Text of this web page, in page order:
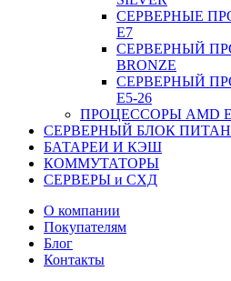
СЕРВЕРНЫЕ
Е7
СЕРВЕРНЫЙ
BRONZE
СЕРВЕРНЫЙ
Е5-26
ПРОЦЕССОРЫ AMD
СЕРВЕРНЫЙ БЛОК
БАТАРЕИ И КЭШ
КОММУТАТОРЫ
СЕРВЕРЫ и СХД
О компании
Покупателям
Блог
Контакты